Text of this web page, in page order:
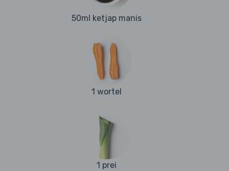
50ml ketjap manis
1 wortel
1 prei